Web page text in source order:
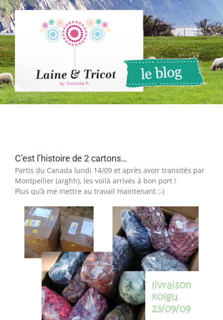
Passer
au
contenu
C’est l’histoire de 2 cartons…
Partis du Canada lundi 14/09 et après avoir transités par
Montpellier (arghh), les voilà arrivés à bon port !
Plus qu’à me mettre au travail maintenant :-)